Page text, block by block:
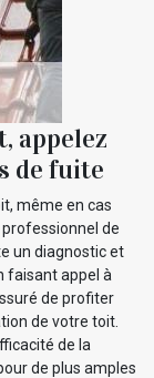
appelez
de fuite
même en cas
professionnel de
un diagnostic et
faisant appel à
de profiter
de votre toit.
de la
de plus amples